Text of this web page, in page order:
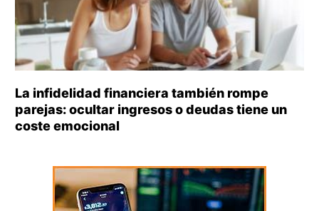
La infidelidad financiera también rompe
parejas: ocultar ingresos o deudas tiene un
coste emocional